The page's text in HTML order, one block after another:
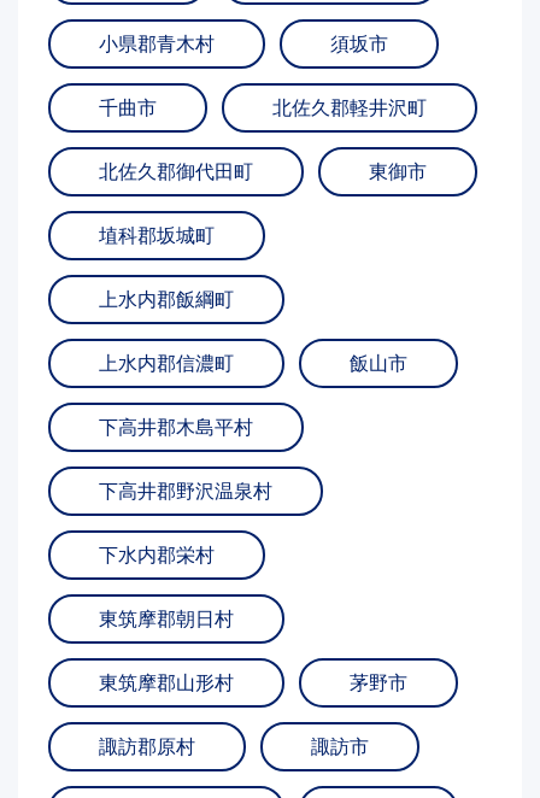
小県郡青木村 須坂市
千曲市 北佐久郡軽井沢町
北佐久郡御代田町 東御市
埴科郡坂城町
上水内郡飯綱町
上水内郡信濃町 飯山市
下高井郡木島平村
下高井郡野沢温泉村
下水内郡栄村
東筑摩郡朝日村
東筑摩郡山形村 茅野市
諏訪郡原村 諏訪市